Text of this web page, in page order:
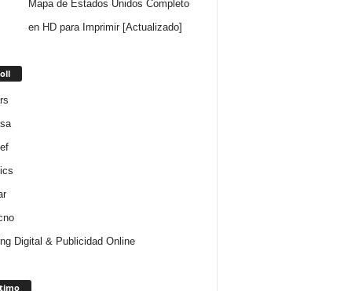
Mapa de Estados Unidos Completo
en HD para Imprimir [Actualizado]
Digital & Publicidad Online